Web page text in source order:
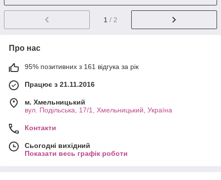
1 / 2
Про нас
95% позитивних з 161 відгука за рік
Працює з 21.11.2016
м. Хмельницький
вул. Подільська, 17/1, Хмельницький, Україна
Контакти
Сьогодні вихідний
Показати весь графік роботи